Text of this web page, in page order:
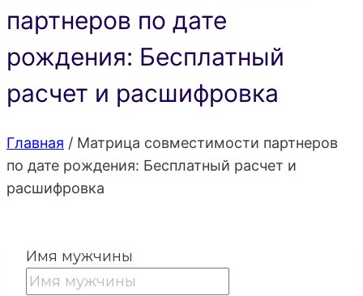
партнеров по дате
рождения: Бесплатный
расчет и расшифровка
Главная / Матрица совместимости партнеров
по дате рождения: Бесплатный расчет и
расшифровка
Имя мужчины